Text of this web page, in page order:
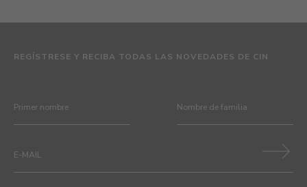
REGÍSTRESE Y RECIBA TODAS LAS NOVEDADES DE CIN